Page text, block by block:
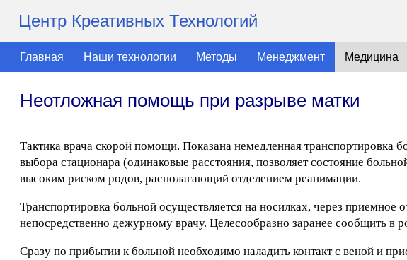
Центр Креативных Технологий
Главная Наши технологии Методы Менеджмент Медицина
Неотложная помощь при разрыве матки
Тактика врача скорой помощи. Показана немедленная
выбора стационара (одинаковые расстояния, позволяет состояние
высоким риском родов, располагающий отделением реанимации.
Транспортировка больной осуществляется на носилках, через приемное
непосредственно дежурному врачу. Целесообразно заранее сообщить в
Сразу по прибытии к больной необходимо наладить контакт с веной и